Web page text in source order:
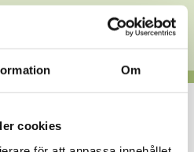
Om
cookies